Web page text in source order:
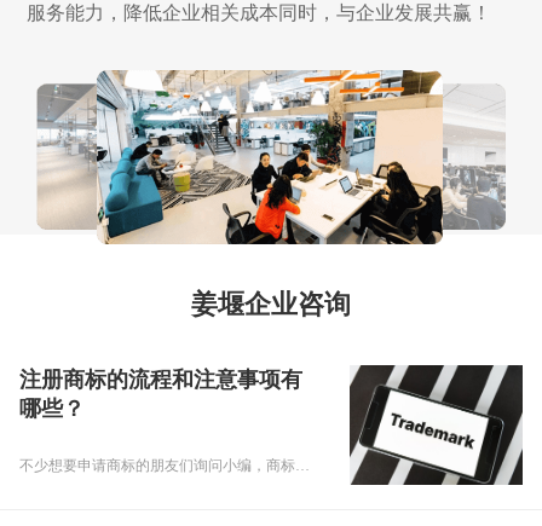
服务能力，降低企业相关成本同时，与企业发展共赢！
姜堰企业咨询
注册商标的流程和注意事项有
哪些？